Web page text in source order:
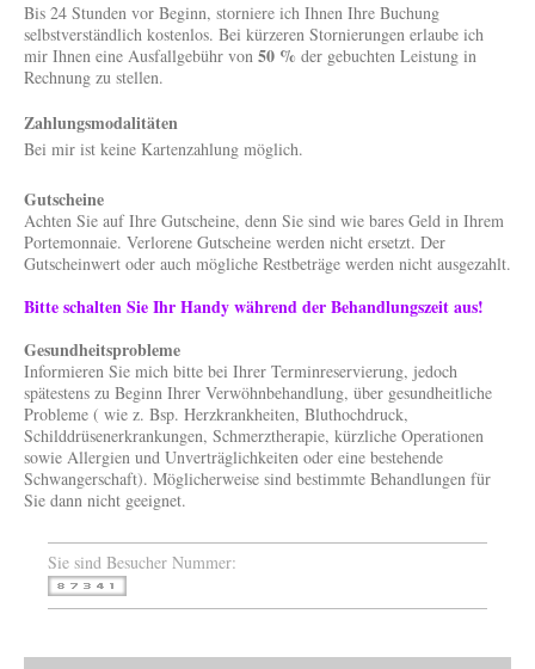
Bis 24 Stunden vor Beginn, storniere ich Ihnen Ihre Buchung
selbstverständlich kostenlos. Bei kürzeren Stornierungen erlaube ich
mir Ihnen eine Ausfallgebühr von 50 % der gebuchten Leistung in
Rechnung zu stellen.
Zahlungsmodalitäten
Bei mir ist keine Kartenzahlung möglich.
Gutscheine
Achten Sie auf Ihre Gutscheine, denn Sie sind wie bares Geld in Ihrem
Portemonnaie. Verlorene Gutscheine werden nicht ersetzt. Der
Gutscheinwert oder auch mögliche Restbeträge werden nicht ausgezahlt.
Bitte schalten Sie Ihr Handy während der Behandlungszeit aus!
Gesundheitsprobleme
Informieren Sie mich bitte bei Ihrer Terminreservierung, jedoch
spätestens zu Beginn Ihrer Verwöhnbehandlung, über gesundheitliche
Probleme ( wie z. Bsp. Herzkrankheiten, Bluthochdruck,
Schilddrüsenerkrankungen, Schmerztherapie, kürzliche Operationen
sowie Allergien und Unverträglichkeiten oder eine bestehende
Schwangerschaft). Möglicherweise sind bestimmte Behandlungen für
Sie dann nicht geeignet.
Sie sind Besucher Nummer: